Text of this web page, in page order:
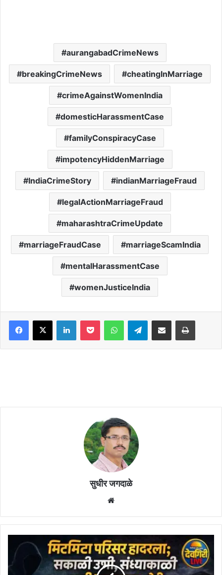
aurangabadCrimeNews
breakingCrimeNews cheatingInMarriage
crimeAgainstWomenIndia
domesticHarassmentCase
familyConspiracyCase
impotencyHiddenMarriage
IndiaCrimeStory indianMarriageFraud
legalActionMarriageFraud
maharashtraCrimeUpdate
marriageFraudCase marriageScamIndia
mentalHarassmentCase
womenJusticeIndia
Facebook
X LinkedInPocket WhatsAppTelegramShare via Email Print
सुधीर जगदाळे
परिसर
🤔